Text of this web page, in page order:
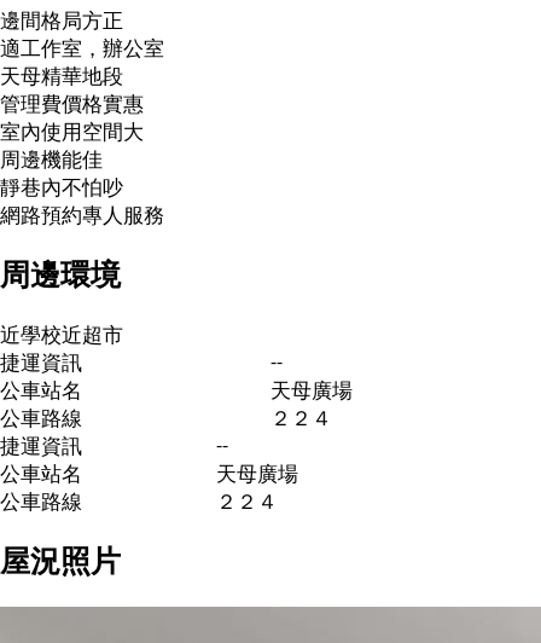
邊間格局方正
適工作室，辦公室
天母精華地段
管理費價格實惠
室內使用空間大
周邊機能佳
靜巷內不怕吵
網路預約專人服務
周邊環境
近學校近超市
捷運資訊
--
公車站名
天母廣場
公車路線
２２４
捷運資訊
--
公車站名
天母廣場
公車路線
２２４
屋況照片